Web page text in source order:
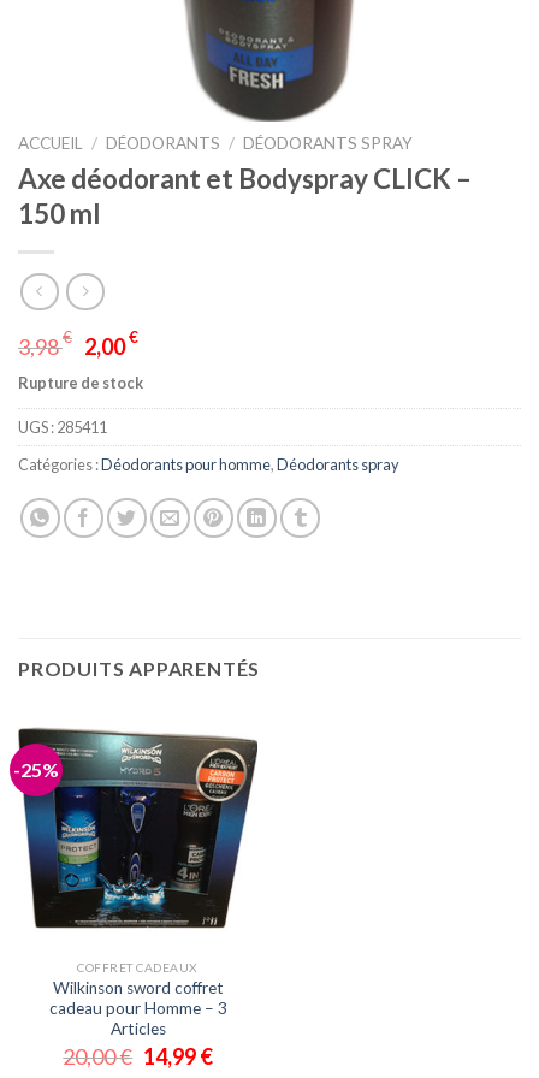
ACCUEIL / DÉODORANTS / DÉODORANTS SPRAY
Axe déodorant et Bodyspray CLICK –
150 ml
3,98€ 2,00€
Rupture de stock
UGS :285411
Catégories :Déodorants pour homme,Déodorants spray
PRODUITS APPARENTÉS
-25%
COFFRET CADEAUX
Wilkinson sword coffret
cadeau pour Homme – 3
Articles
20,00€ 14,99€